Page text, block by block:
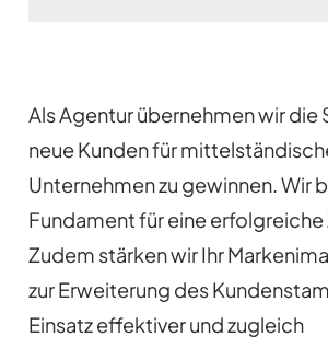
Als Agentur übernehmen wir die
neue Kunden für
Unternehmen zu gewinnen. Wir
Fundament für eine erfolgreiche
Zudem stärken wir Ihr
zur Erweiterung des
Einsatz effektiver und zugleich